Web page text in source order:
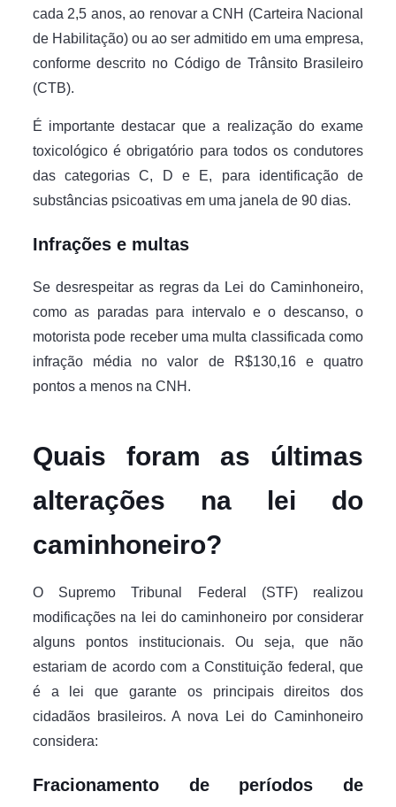
cada 2,5 anos, ao renovar a CNH (Carteira Nacional
de Habilitação) ou ao ser admitido em uma empresa,
conforme descrito no Código de Trânsito Brasileiro
(CTB).
É importante destacar que a realização do exame
toxicológico é obrigatório para todos os condutores
das categorias C, D e E, para identificação de
substâncias psicoativas em uma janela de 90 dias.
Infrações e multas
Se desrespeitar as regras da Lei do Caminhoneiro,
como as paradas para intervalo e o descanso, o
motorista pode receber uma multa classificada como
infração média no valor de R$130,16 e quatro
pontos a menos na CNH.
Quais foram as últimas
alterações na lei do
caminhoneiro?
O Supremo Tribunal Federal (STF) realizou
modificações na lei do caminhoneiro por considerar
alguns pontos institucionais. Ou seja, que não
estariam de acordo com a Constituição federal, que
é a lei que garante os principais direitos dos
cidadãos brasileiros. A nova Lei do Caminhoneiro
considera:
Fracionamento de períodos de